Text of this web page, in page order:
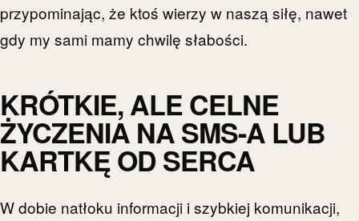
przypominając, że ktoś wierzy w naszą siłę, nawet
gdy my sami mamy chwilę słabości.
KRÓTKIE, ALE CELNE
ŻYCZENIA NA SMS-A LUB
KARTKĘ OD SERCA
W dobie natłoku informacji i szybkiej komunikacji,